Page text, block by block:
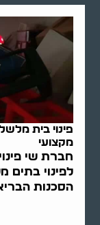
פינוי בית
מקצועי
חברת שי
לפינוי בתים
הסכנות